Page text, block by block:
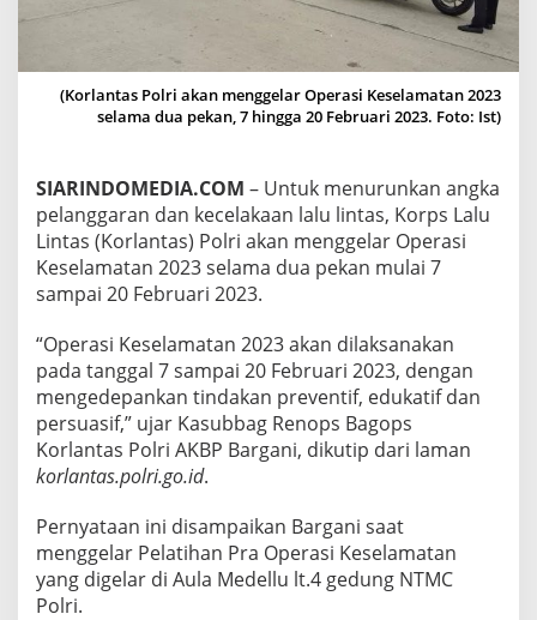
M
U
L
7
E
B
R
R
I
,
P
E
L
A
G
A
R
A
(Korlantas Polri akan menggelar Operasi Keselamatan 2023
selama dua pekan, 7 hingga 20 Februari 2023. Foto: Ist)
SIARINDOMEDIA.COM – Untuk menurunkan angka
pelanggaran dan kecelakaan lalu lintas, Korps Lalu
Lintas (Korlantas) Polri akan menggelar Operasi
Keselamatan 2023 selama dua pekan mulai 7
sampai 20 Februari 2023.
“Operasi Keselamatan 2023 akan dilaksanakan
pada tanggal 7 sampai 20 Februari 2023, dengan
mengedepankan tindakan preventif, edukatif dan
persuasif,” ujar Kasubbag Renops Bagops
Korlantas Polri AKBP Bargani, dikutip dari laman
korlantas.polri.go.id.
Pernyataan ini disampaikan Bargani saat
menggelar Pelatihan Pra Operasi Keselamatan
yang digelar di Aula Medellu lt.4 gedung NTMC
Polri.